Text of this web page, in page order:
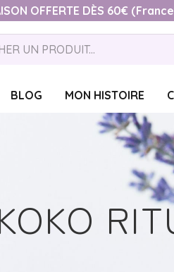
OFFERTE DÈS 60€
BLOG MON HISTOIRE